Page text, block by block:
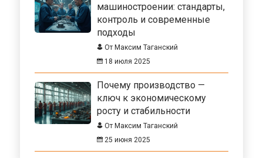
машиностроении: стандарты,
контроль и современные
подходы
От Максим Таганский
18 июля 2025
Почему производство —
ключ к экономическому
росту и стабильности
От Максим Таганский
25 июня 2025